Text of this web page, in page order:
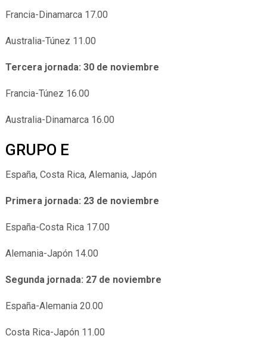
Francia-Dinamarca 17.00
Australia-Túnez 11.00
Tercera jornada: 30 de noviembre
Francia-Túnez 16.00
Australia-Dinamarca 16.00
GRUPO E
España, Costa Rica, Alemania, Japón
Primera jornada: 23 de noviembre
España-Costa Rica 17.00
Alemania-Japón 14.00
Segunda jornada: 27 de noviembre
España-Alemania 20.00
Costa Rica-Japón 11.00